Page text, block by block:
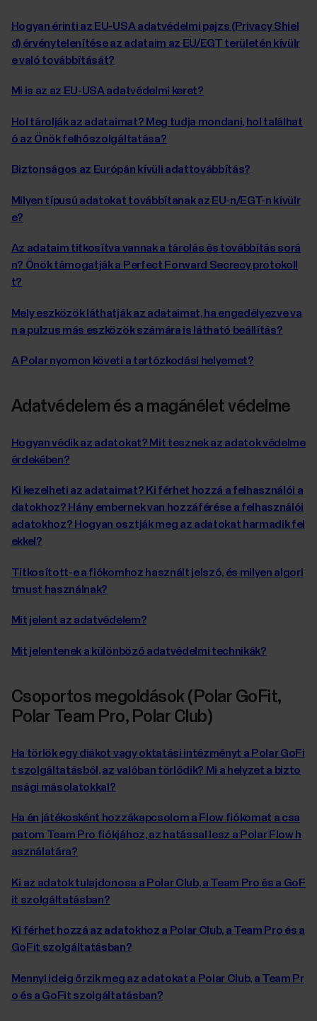
Hogyan érinti az EU-USA adatvédelmi pajzs (Privacy Shiel
d) érvénytelenítése az adataim az EU/EGT területén kívülr
e való továbbítását?
Mi is az az EU-USA adatvédelmi keret?
Hol tárolják az adataimat? Meg tudja mondani, hol találhat
ó az Önök felhőszolgáltatása?
Biztonságos az Európán kívüli adattovábbítás?
Milyen típusú adatokat továbbítanak az EU-n/EGT-n kívülr
e?
Az adataim titkosítva vannak a tárolás és továbbítás sorá
n? Önök támogatják a Perfect Forward Secrecy protokoll
t?
Mely eszközök láthatják az adataimat, ha engedélyezve va
n a pulzus más eszközök számára is látható beállítás?
A Polar nyomon követi a tartózkodási helyemet?
Adatvédelem és a magánélet védelme
Hogyan védik az adatokat? Mit tesznek az adatok védelme
érdekében?
Ki kezelheti az adataimat? Ki férhet hozzá a felhasználói a
datokhoz? Hány embernek van hozzáférése a felhasználói
adatokhoz? Hogyan osztják meg az adatokat harmadik fel
ekkel?
Titkosított-e a fiókomhoz használt jelszó, és milyen algori
tmust használnak?
Mit jelent az adatvédelem?
Mit jelentenek a különböző adatvédelmi technikák?
Csoportos megoldások (Polar GoFit,
Polar Team Pro, Polar Club)
Ha törlök egy diákot vagy oktatási intézményt a Polar GoFi
t szolgáltatásból, az valóban törlődik? Mi a helyzet a bizto
nsági másolatokkal?
Ha én játékosként hozzákapcsolom a Flow fiókomat a csa
patom Team Pro fiókjához, az hatással lesz a Polar Flow h
asználatára?
Ki az adatok tulajdonosa a Polar Club, a Team Pro és a GoF
it szolgáltatásban?
Ki férhet hozzá az adatokhoz a Polar Club, a Team Pro és a
GoFit szolgáltatásban?
Mennyi ideig őrzik meg az adatokat a Polar Club, a Team Pr
o és a GoFit szolgáltatásban?